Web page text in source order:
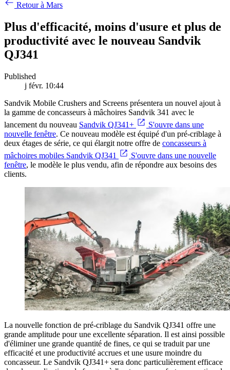
Retour à Mars
Plus d'efficacité, moins d'usure et plus de
productivité avec le nouveau Sandvik
QJ341
Published
j févr. 10:44
Sandvik Mobile Crushers and Screens présentera un nouvel ajout à
la gamme de concasseurs à mâchoires Sandvik 341 avec le
lancement du nouveau Sandvik QJ341+
S'ouvre dans une
nouvelle fenêtre. Ce nouveau modèle est équipé d'un pré-criblage à
deux étages de série, ce qui élargit notre offre de concasseurs à
mâchoires mobiles Sandvik QJ341
S'ouvre dans une nouvelle
fenêtre, le modèle le plus vendu, afin de répondre aux besoins des
clients.
La nouvelle fonction de pré-criblage du Sandvik QJ341 offre une
grande amplitude pour une excellente séparation. Il est ainsi possible
d'éliminer une grande quantité de fines, ce qui se traduit par une
efficacité et une productivité accrues et une usure moindre du
concasseur. Le Sandvik QJ341+ sera donc particulièrement efficace